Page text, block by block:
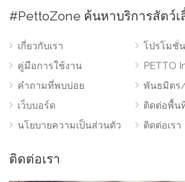
#PettoZone ค้นหาบริการสัตว์เ
เกี่ยวกับเรา
คู่มือการใช้งาน
คำถามที่พบบ่อย
เว็บบอร์ด
นโยบายความเป็นส่วนตัว
โปรโมชั่น
PETTO
พันธมิตร
ติดต่อพื้น
ติดต่อเรา
ติดต่อเรา